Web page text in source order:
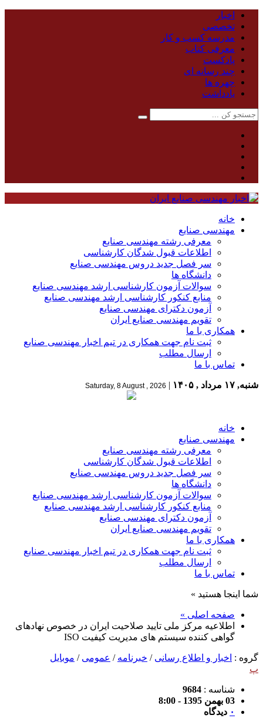
اخبار
تخصصی
مدرسه کسب و کار
معرفی کتاب
پادکست
چند رسانه ای
چهره ها
یادداشت
خانه
مهندسی صنایع
معرفی رشته مهندسی صنایع
اطلاعات قبول شدگان کارشناسی
سر فصل جدید دروس مهندسی صنایع
دانشگاه ها
سوالات آزمون کارشناسی ارشد مهندسی صنایع
منابع کنکور کارشناسی ارشد مهندسی صنایع
آزمون دکترای مهندسی صنایع
تقویم مهندسی صنایع ایران
همکاری با ما
ثبت نام جهت همکاری در تیم اخبار مهندسی صنایع
ارسال مطلب
تماس با ما
شنبه, ۱۷ مرداد , ۱۴۰۵ |
Saturday, 8 August , 2026
خانه
مهندسی صنایع
معرفی رشته مهندسی صنایع
اطلاعات قبول شدگان کارشناسی
سر فصل جدید دروس مهندسی صنایع
دانشگاه ها
سوالات آزمون کارشناسی ارشد مهندسی صنایع
منابع کنکور کارشناسی ارشد مهندسی صنایع
آزمون دکترای مهندسی صنایع
تقویم مهندسی صنایع ایران
همکاری با ما
ثبت نام جهت همکاری در تیم اخبار مهندسی صنایع
ارسال مطلب
تماس با ما
شما اینجا هستید »
صفحه اصلی »
اطلاعیه مرکز ملی تایید صلاحیت ایران در خصوص نهادهای
گواهی کننده سیستم های مدیریت کیفیت ISO
گروه : اخبار و اطلاع رسانی / خبرنامه / عمومی / موبایل
پ
شناسه : 9684
03 بهمن 1395 - 8:00
۰ دیدگاه